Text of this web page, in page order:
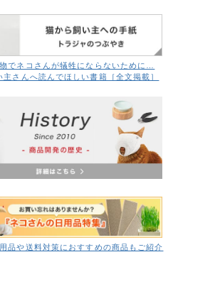
でネコさんが犠牲にならないために…
主さんへ読んでほしい書籍［全文掲載］
品や送料対策におすすめの商品もご紹介